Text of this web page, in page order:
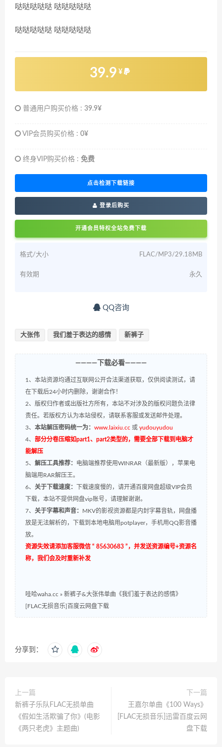
哒哒哒哒哒 哒哒哒哒哒
哒哒哒哒哒 哒哒哒哒哒
39.9 ¥
普通用户购买价格 : 39.9¥
VIP会员购买价格 : 0¥
终身VIP购买价格 : 免费
点击检测下载链接
登录后购买
开通会员特权全站免费下载
格式/大小 FLAC/MP3/29.18MB
有效期 永久
QQ咨询
大张伟 我们羞于表达的感情 新裤子
————下载必看————
1、本站资源均通过互联网公开合法渠道获取，仅供阅读测试，请
在下载后24小时内删除，谢谢合作！
2、版权归作者或出版社方所有，本站不对涉及的版权问题负法律
责任。若版权方认为本站侵权，请联系客服或发送邮件处理。
3、 本站解压密码统一为： www.laixiu.cc 或 yudouyudou
4、 部分分卷压缩如part1、part2类型的，需要全部下载到电脑才
能解压
5、 解压工具推荐： 电脑端推荐使用WINRAR（最新版），苹果电
脑端用RAR解压王。
6、 关于下载速度：
下载速度慢的，请开通百度网盘超级VIP会员
下载，本站不提供网盘vip账号，请理解谢谢。
7、 关于字幕和声音：
MKV的影视资源都是内封字幕音轨，网盘播
放是无法解析的，下载到本地电脑用potplayer，手机用QQ影音播
放。
资源失效请添加客服微信 “ 85630683 ”，并发送资源编号+资源名
称，我们会及时重新补发
哇哈waha.cc » 新裤子&大张伟单曲《我们羞于表达的感情》
[FLAC无损音乐]百度云网盘下载
分享到：
上一篇
新裤子乐队FLAC无损单曲
《假如生活欺骗了你》(电影
《两只老虎》主题曲)
下一篇
王嘉尔单曲《100 Ways》
[FLAC无损音乐]迅雷百度云网
盘下载